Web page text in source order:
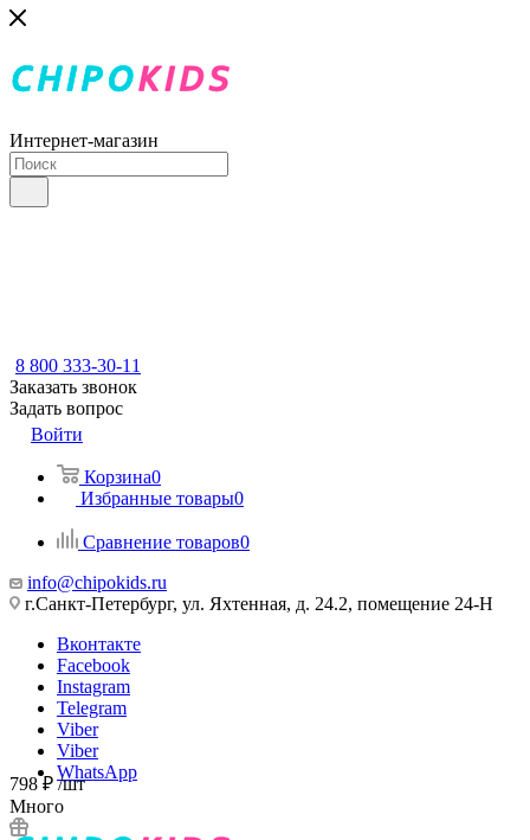
Интернет-магазин
8 800 333-30-11
Заказать звонок
Задать вопрос
Войти
Корзина0
Избранные товары0
Сравнение товаров0
info@chipokids.ru
г.Санкт-Петербург, ул. Яхтенная, д. 24.2, помещение 24-Н
Вконтакте
Facebook
Instagram
Telegram
Viber
Viber
WhatsApp
798 ₽ /шт
Много